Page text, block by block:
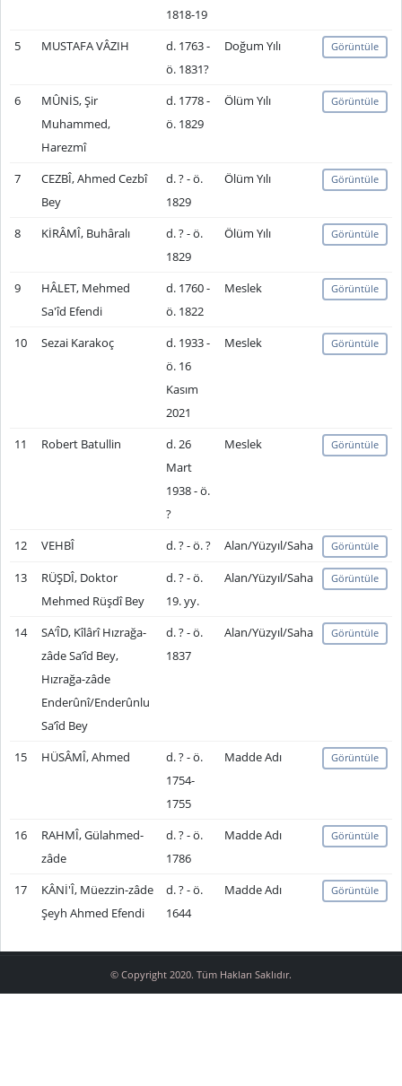
1818-19
5 MUSTAFA VÂZIH
d. 1763 -
ö. 1831?
Doğum Yılı Görüntüle
6
MÛNİS, Şir
Muhammed,
Harezmî
d. 1778 -
ö. 1829
Ölüm Yılı Görüntüle
7
CEZBÎ, Ahmed Cezbî
Bey
d. ? - ö.
1829
Ölüm Yılı Görüntüle
8 KİRÂMÎ, Buhâralı
d. ? - ö.
1829
Ölüm Yılı Görüntüle
9
HÂLET, Mehmed
Sa'îd Efendi
d. 1760 -
ö. 1822
Meslek Görüntüle
10 Sezai Karakoç
d. 1933 -
ö. 16
Kasım
2021
Meslek Görüntüle
11 Robert Batullin
d. 26
Mart
1938 - ö.
?
Meslek Görüntüle
12 VEHBÎ d. ? - ö. ? Alan/Yüzyıl/Saha Görüntüle
13
RÜŞDÎ, Doktor
Mehmed Rüşdî Bey
d. ? - ö.
19. yy.
Alan/Yüzyıl/Saha Görüntüle
14
SA’ÎD, Kîlârî Hızrağa-
zâde Sa’îd Bey,
Hızrağa-zâde
Enderûnî/Enderûnlu
Sa’îd Bey
d. ? - ö.
1837
Alan/Yüzyıl/Saha Görüntüle
15 HÜSÂMÎ, Ahmed
d. ? - ö.
1754-
1755
Madde Adı Görüntüle
16
RAHMÎ, Gülahmed-
zâde
d. ? - ö.
1786
Madde Adı Görüntüle
17
KÂNİ'Î, Müezzin-zâde
Şeyh Ahmed Efendi
d. ? - ö.
1644
Madde Adı Görüntüle
© Copyright 2020. Tüm Hakları Saklıdır.